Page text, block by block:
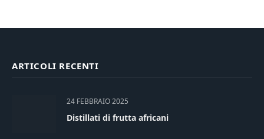
ARTICOLI RECENTI
24 FEBBRAIO 2025
Distillati di frutta africani